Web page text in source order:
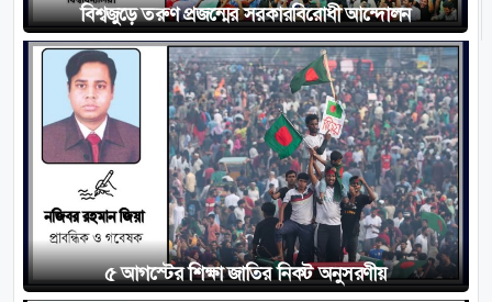
বিশ্বজুড়ে তরুণ প্রজন্মের সরকারবিরোধী আন্দোলন
৫ আগস্টের শিক্ষা জাতির নিকট অনুসরণীয়